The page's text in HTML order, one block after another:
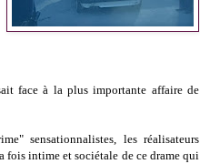
face à la plus importante affaire de
sensationnalistes, les réalisateurs
fois intime et sociétale de ce drame qui